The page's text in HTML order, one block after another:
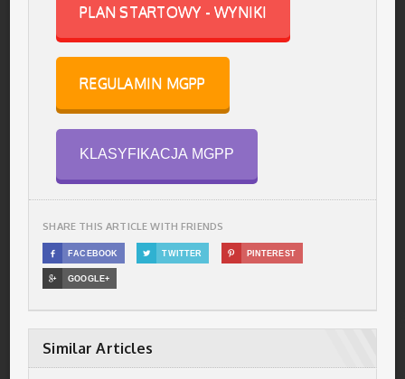
PLAN STARTOWY - WYNIKI
REGULAMIN MGPP
KLASYFIKACJA MGPP
SHARE THIS ARTICLE WITH FRIENDS
 FACEBOOK  TWITTER  PINTEREST
 GOOGLE+
Similar Articles